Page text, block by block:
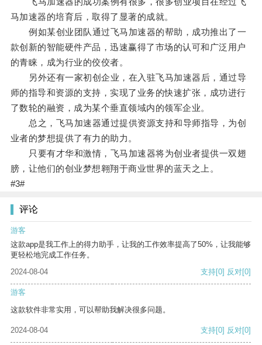
马加速器的培育后，取得了显著的成就。
例如某创业团队通过飞马加速器的帮助，成功推出了一
款创新的智能硬件产品，迅速赢得了市场的认可和广泛用户
的青睐，成为行业的佼佼者。
另外还有一家初创企业，在入驻飞马加速器后，通过导
师的指导和资源的支持，实现了业务的快速扩张，成功进行
了数轮的融资，成为某个垂直领域内的领军企业。
总之，飞马加速器通过提供资源支持和导师指导，为创
业者的梦想提供了有力的助力。
只要有才华和激情，飞马加速器将为创业者提供一双翅
膀，让他们的创业梦想翱翔于商业世界的蓝天之上。
#3#
评论
游客
这款app是我工作上的得力助手，让我的工作效率提高了50%，让我能够
更轻松地完成工作任务。
2024-08-04
支持[0] 反对[0]
游客
这款软件非常实用，可以帮助我解决很多问题。
2024-08-04 支持[0] 反对[0]